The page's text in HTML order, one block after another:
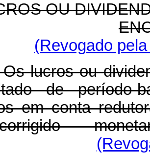
OU
(Revogado
Os lucros ou
de período-
em conta